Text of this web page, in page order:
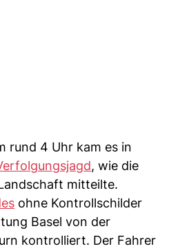
rund 4 Uhr kam es in
, wie die
mitteilte.
ohne Kontrollschilder
Basel von der
kontrolliert. Der Fahrer